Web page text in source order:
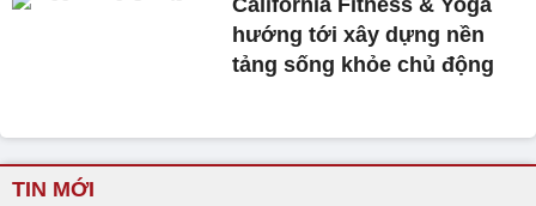
California Fitness & Yoga
hướng tới xây dựng nền
tảng sống khỏe chủ động
TIN MỚI